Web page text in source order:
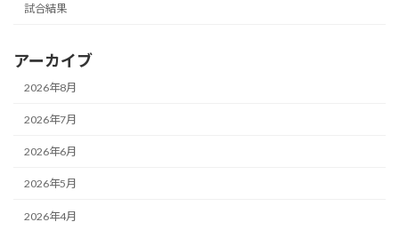
試合結果
アーカイブ
2026年8月
2026年7月
2026年6月
2026年5月
2026年4月